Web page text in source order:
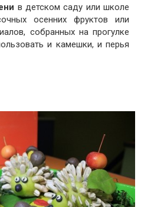
в детском саду или школе
осенних фруктов или
собранных на прогулке
и камешки, и перья